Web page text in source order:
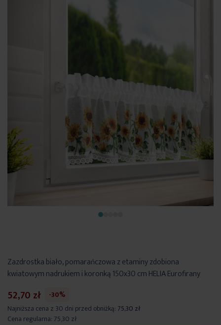
Zazdrostka biało, pomarańczowa z etaminy zdobiona
kwiatowym nadrukiem i koronką 150x30 cm HELIA Eurofirany
52,70 zł
-30%
Najniższa cena z 30 dni przed obniżką: 75,30 zł
Cena regularna: 75,30 zł